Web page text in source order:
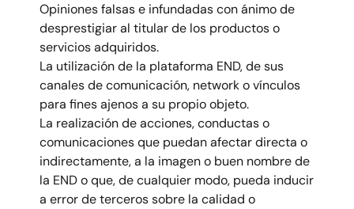
Opiniones falsas e infundadas con ánimo de
desprestigiar al titular de los productos o
servicios adquiridos.
La utilización de la plataforma END, de sus
canales de comunicación, network o vínculos
para fines ajenos a su propio objeto.
La realización de acciones, conductas o
comunicaciones que puedan afectar directa o
indirectamente, a la imagen o buen nombre de
la END o que, de cualquier modo, pueda inducir
a error de terceros sobre la calidad o